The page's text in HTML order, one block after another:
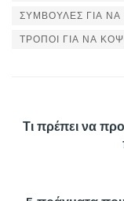
ΣΥΜΒΟΥΛΕΣ ΓΙΑ
ΤΡΟΠΟΙ ΓΙΑ ΝΑ
Τι πρέπει να